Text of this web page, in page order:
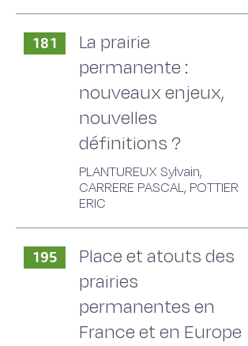
181
La prairie
permanente :
nouveaux enjeux,
nouvelles
définitions ?
PLANTUREUX Sylvain,
CARRERE PASCAL, POTTIER
ERIC
195
Place et atouts des
prairies
permanentes en
France et en Europe